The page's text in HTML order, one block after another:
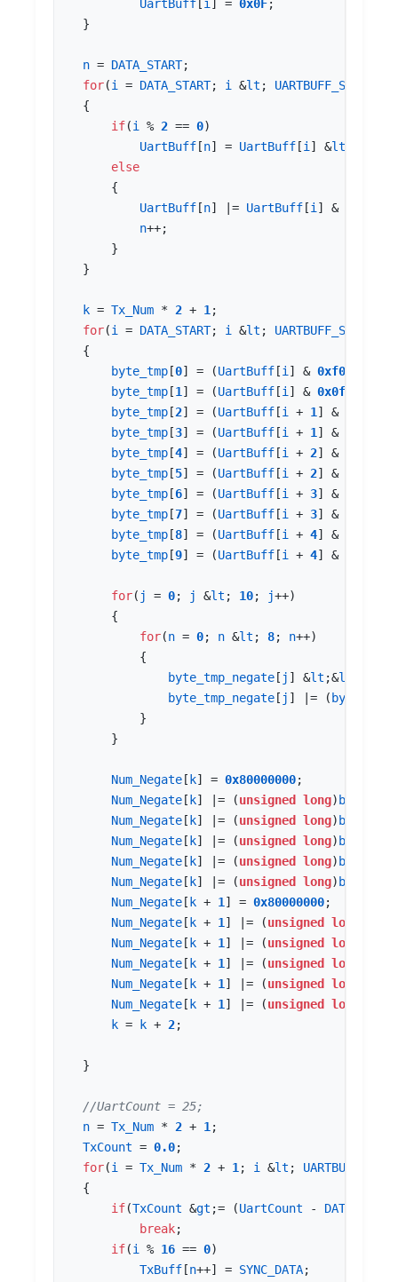
UartBuff i = 0x0F;
}
n = DATA_START;
for(i = DATA_START; i &lt ; UARTBUFF_SIZE
{
if(i % 2 == 0)
UartBuff [n] = UartBuff [i] &lt
else
{
UartBuff [n] |= UartBuff [i] &
n++;
}
}
k = Tx_Num * 2 + 1;
for(i = DATA_START; i &lt ; UARTBUFF_SIZE
{
byte_tmp [0] = (UartBuff [i] & 0xf0
byte_tmp [1] = (UartBuff [i] & 0x0f
byte_tmp [2] = (UartBuff [i + 1] &
byte_tmp [3] = (UartBuff [i + 1] &
byte_tmp [4] = (UartBuff [i + 2] &
byte_tmp [5] = (UartBuff [i + 2] &
byte_tmp [6] = (UartBuff [i + 3] &
byte_tmp [7] = (UartBuff [i + 3] &
byte_tmp [8] = (UartBuff [i + 4] &
byte_tmp [9] = (UartBuff [i + 4] &
for( j = 0; j &lt ; 10; j++)
{
for(n = 0; n &lt ; 8; n++)
{
byte_tmp_negate [ j ] &lt ;&lt
byte_tmp_negate [ j ] |= ( byte_tmp
}
}
Num_Negate [ k] = 0x80000000;
Num_Negate [ k] |= (unsigned long)
Num_Negate [ k] |= (unsigned long)
Num_Negate [ k] |= (unsigned long)
Num_Negate [ k] |= (unsigned long)
Num_Negate [ k] |= (unsigned long)
Num_Negate [ k + 1] = 0x80000000;
Num_Negate [ k + 1] |= (unsigned long
Num_Negate [ k + 1] |= (unsigned long
Num_Negate [ k + 1] |= (unsigned long
Num_Negate [ k + 1] |= (unsigned long
Num_Negate [ k + 1] |= (unsigned long
k = k + 2;
}
n = Tx_Num * 2 + 1;
TxCount = 0.0;
for(i = Tx_Num * 2 + 1; i &lt ; UARTBUFF_SIZE
{
if(TxCount &gt ;= (UartCount -
DATA_START
break;
if(i % 16 == 0)
TxBuff [n++] = SYNC_DATA;